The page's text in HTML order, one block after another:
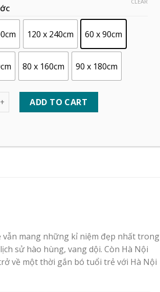
120 x 240cm 60 x 90cm
80 x 160cm 90 x 180cm
ADD TO CART
mang những kỉ niệm đẹp nhất trong
sử hào hùng, vang dội. Còn Hà Nội
về một thời gắn bó tuổi trẻ với Hà Nội